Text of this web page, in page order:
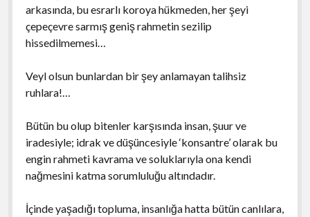
arkasında, bu esrarlı koroya hükmeden, her şeyi
çepeçevre sarmış geniş rahmetin sezilip
hissedilmemesi…
Veyl olsun bunlardan bir şey anlamayan talihsiz
ruhlara!…
Bütün bu olup bitenler karşısında insan, şuur ve
iradesiyle; idrak ve düşüncesiyle ‘konsantre’ olarak bu
engin rahmeti kavrama ve soluklarıyla ona kendi
nağmesini katma sorumluluğu altındadır.
İçinde yaşadığı topluma, insanlığa hatta bütün canlılara,